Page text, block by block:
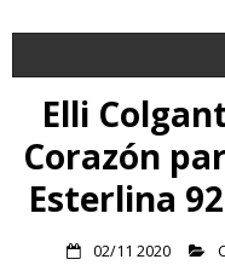
Inicio
Alimentación
Elli
Corazón
Esterlina
02/11 2020